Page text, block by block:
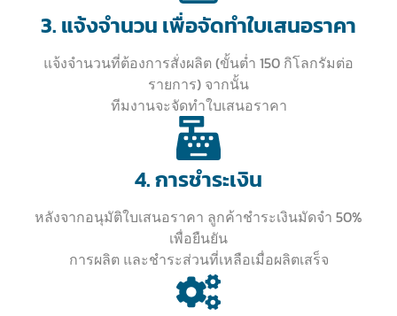
3. แจ้งจำนวน เพื่อจัดทำใบเสนอราคา
แจ้งจำนวนที่ต้องการสั่งผลิต (ขั้นต่ำ 150 กิโลกรัมต่อ
รายการ) จากนั้น
ทีมงานจะจัดทำใบเสนอราคา
4. การชำระเงิน
หลังจากอนุมัติใบเสนอราคา ลูกค้าชำระเงินมัดจำ 50%
เพื่อยืนยัน
การผลิต และชำระส่วนที่เหลือเมื่อผลิตเสร็จ